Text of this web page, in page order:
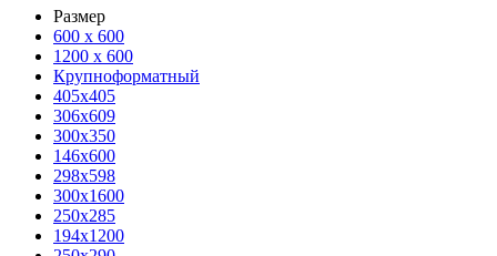
Размер
600 х 600
1200 х 600
Крупноформатный
405x405
306x609
300x350
146x600
298x598
300x1600
250x285
194x1200